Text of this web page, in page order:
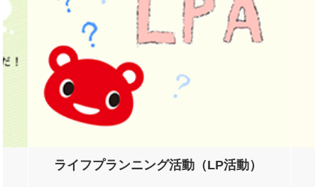
ライフプランニング活動（LP活動）